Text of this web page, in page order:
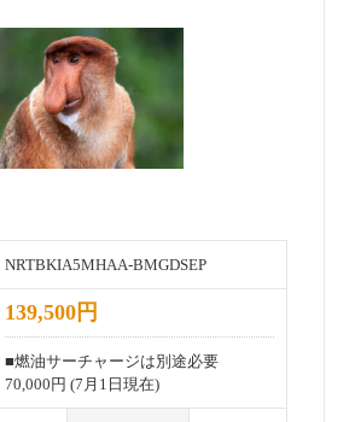
NRTBKIA5MHAA-BMGDSEP
139,500円
■燃油サーチャージは別途必要
70,000円 (7月1日現在)